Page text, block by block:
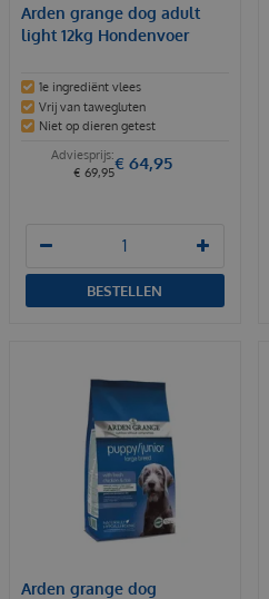
Arden grange dog adult
light 12kg Hondenvoer
1e ingrediënt vlees
Vrij van tawegluten
Niet op dieren getest
€ 69,95€ 64,95
BESTELLEN
Arden grange dog